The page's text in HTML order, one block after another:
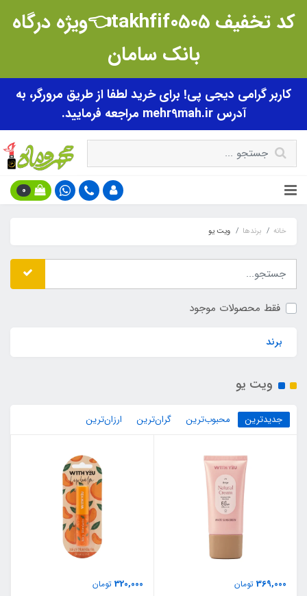
کد تخفیف takhfif0505👈ویژه درگاه
بانک سامان
کاربر گرامی دیجی پی! برای خرید لطفا از طریق مرورگر، به
آدرس mehr9mah.ir مراجعه فرمایید.
0
خانه برندها ویت یو
فقط محصولات موجود
برند
ویت یو
جدیدترین محبوب‌ترین گران‌ترین ارزان‌ترین
369,000 تومان
320,000 تومان